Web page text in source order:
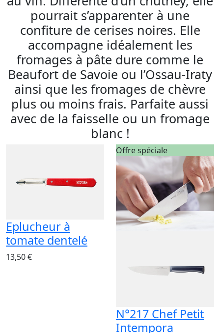
pourrait s’apparenter à une
confiture de cerises noires. Elle
accompagne idéalement les
fromages à pâte dure comme le
Beaufort de Savoie ou l’Ossau-Iraty
ainsi que les fromages de chèvre
plus ou moins frais. Parfaite aussi
avec de la faisselle ou un fromage
blanc !
Eplucheur à
tomate dentelé
13,50 €
Offre spéciale
N°217 Chef Petit
Intempora